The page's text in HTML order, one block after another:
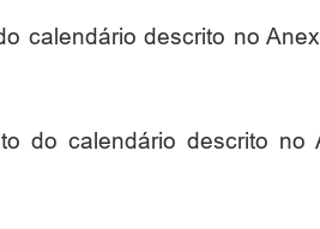
calendário descrito no
do calendário descrito no